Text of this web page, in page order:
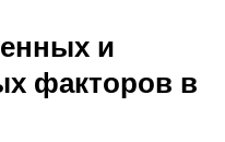
и
факторов в